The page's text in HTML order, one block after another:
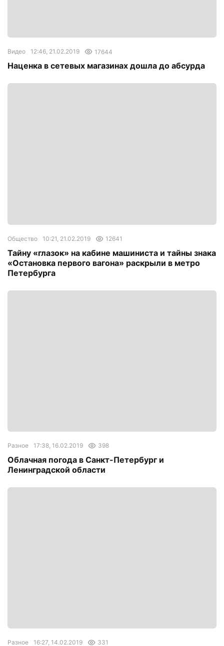
Видео 12:46, 21.02.2019 17644
Наценка в сетевых магазинах дошла до абсурда
Общество 10:21, 21.02.2019 12641
Тайну «глазок» на кабине машиниста и тайны знака
«Остановка первого вагона» раскрыли в метро
Петербурга
Разное 17:38, 16.02.2019 398
Облачная погода в Санкт-Петербург и
Ленинградской области
Разное 16:27, 14.02.2019 331